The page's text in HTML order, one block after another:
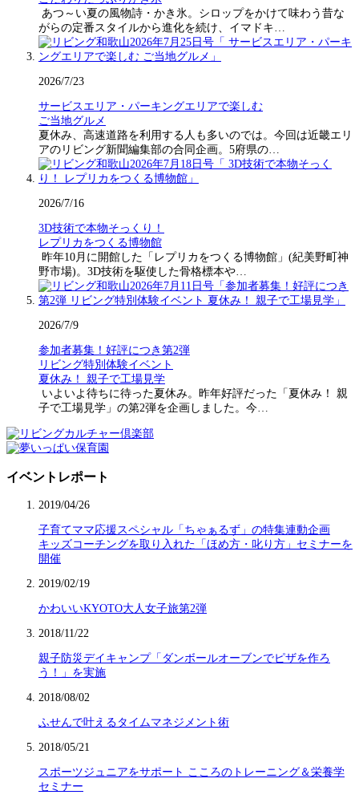
あつ～い夏の風物詩・かき氷。シロップをかけて味わう昔な
がらの定番スタイルから進化を続け、イマドキ…
2026/7/23
サービスエリア・パーキングエリアで楽しむ
ご当地グルメ
夏休み、高速道路を利用する人も多いのでは。今回は近畿エリ
アのリビング新聞編集部の合同企画。5府県の…
2026/7/16
3D技術で本物そっくり！
レプリカをつくる博物館
昨年10月に開館した「レプリカをつくる博物館」(紀美野町神
野市場)。3D技術を駆使した骨格標本や…
2026/7/9
参加者募集！好評につき第2弾
リビング特別体験イベント
夏休み！ 親子で工場見学
いよいよ待ちに待った夏休み。昨年好評だった「夏休み！ 親
子で工場見学」の第2弾を企画しました。今…
イベントレポート
2019/04/26
子育てママ応援スペシャル「ちゃぁるず」の特集連動企画
キッズコーチングを取り入れた「ほめ方・叱り方」セミナーを
開催
2019/02/19
かわいいKYOTO大人女子旅第2弾
2018/11/22
親子防災デイキャンプ「ダンボールオーブンでピザを作ろ
う！」を実施
2018/08/02
ふせんで叶えるタイムマネジメント術
2018/05/21
スポーツジュニアをサポート こころのトレーニング＆栄養学
セミナー